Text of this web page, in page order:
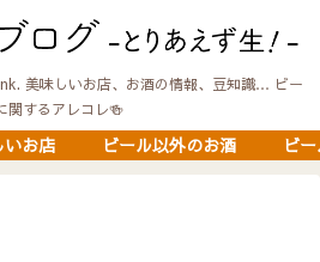
美味しいお店、お酒の情報、豆知識… ビー
関するアレコレ🍻
いお店 ビール以外のお酒 ビ